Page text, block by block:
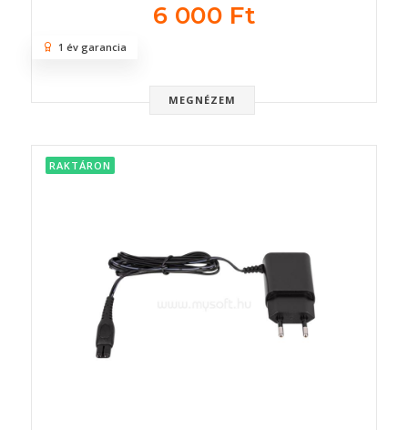
6 000 Ft
MEGNÉZEM
1 év garancia
RAKTÁRON